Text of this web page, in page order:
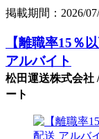
掲載期間：2026/
【離職率15％
アルバイト
松田運送株式会社
ート